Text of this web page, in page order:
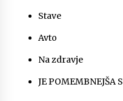
Stave
Avto
Na zdravje
JE POMEMBNEJŠA